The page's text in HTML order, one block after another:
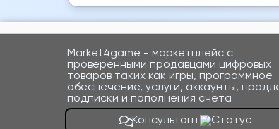
Market4game - маркетплейс с
проверенными продавцами цифровых
товаров таких как игры, программное
обеспечение, услуги, аккаунты,
подписки и пополнения счета
Консультант